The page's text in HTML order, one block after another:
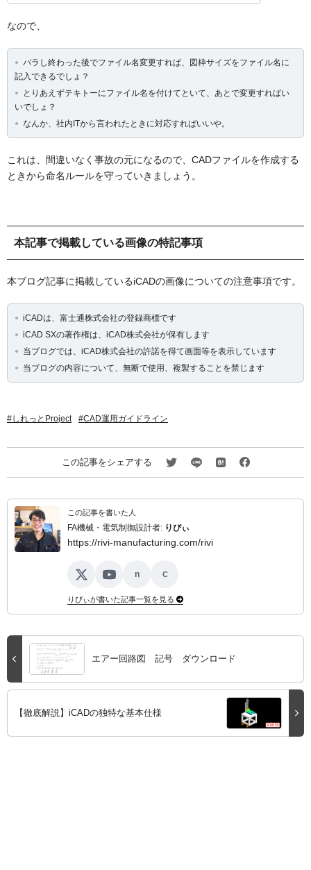
なので、
バラし終わった後でファイル名変更すれば、図枠サイズをファイル名に
記入できるでしょ？
とりあえずテキトーにファイル名を付けてといて、あとで変更すればい
いでしょ？
なんか、社内ITから言われたときに対応すればいいや。
これは、間違いなく事故の元になるので、CADファイルを作成する
ときから命名ルールを守っていきましょう。
本記事で掲載している画像の特記事項
本ブログ記事に掲載しているiCADの画像についての注意事項です。
iCADは、富士通株式会社の登録商標です
iCAD SXの著作権は、iCAD株式会社が保有します
当ブログでは、iCAD株式会社の許諾を得て画面等を表示しています
当ブログの内容について、無断で使用、複製することを禁じます
しれっとProject CAD運用ガイドライン
この記事をシェアする
この記事を書いた人
FA機械・電気制御設計者: りびぃ
https://rivi-manufacturing.com/rivi
X YouTube
n C
りびぃが書いた記事一覧を見る
エアー回路図 記号 ダウンロード
【徹底解説】iCADの独特な基本仕様